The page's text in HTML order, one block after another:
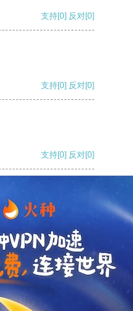
支持[0] 反对[0]
支持[0] 反对[0]
支持[0] 反对[0]
反对